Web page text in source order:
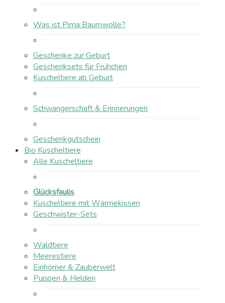
Was ist Pima Baumwolle?
Geschenke zur Geburt
Geschenksets für Frühchen
Kuscheltiere ab Geburt
Schwangerschaft & Erinnerungen
Geschenkgutschein
Bio Kuscheltiere
Alle Kuscheltiere
Glücksfaulis
Kuscheltiere mit Wärmekissen
Geschwister-Sets
Waldtiere
Meerestiere
Einhörner & Zauberwelt
Puppen & Helden